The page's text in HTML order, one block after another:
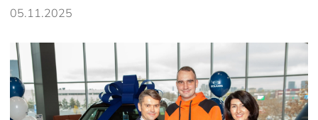
Плати частями
Новости
05.11.2025